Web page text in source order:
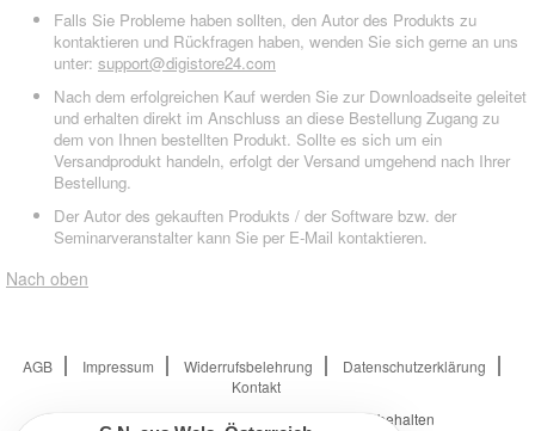
Falls Sie Probleme haben sollten, den Autor des Produkts zu
kontaktieren und Rückfragen haben, wenden Sie sich gerne an uns
unter: support@digistore24.com
Nach dem erfolgreichen Kauf werden Sie zur Downloadseite geleitet
und erhalten direkt im Anschluss an diese Bestellung Zugang zu
dem von Ihnen bestellten Produkt. Sollte es sich um ein
Versandprodukt handeln, erfolgt der Versand umgehend nach Ihrer
Bestellung.
Der Autor des gekauften Produkts / der Software bzw. der
Seminarveranstalter kann Sie per E-Mail kontaktieren.
Nach oben
AGB Impressum Widerrufsbelehrung
Datenschutzerklärung
Kontakt
Digistore24 GmbH, alle Rechte vorbehalten
B.D. Köln Deutschland